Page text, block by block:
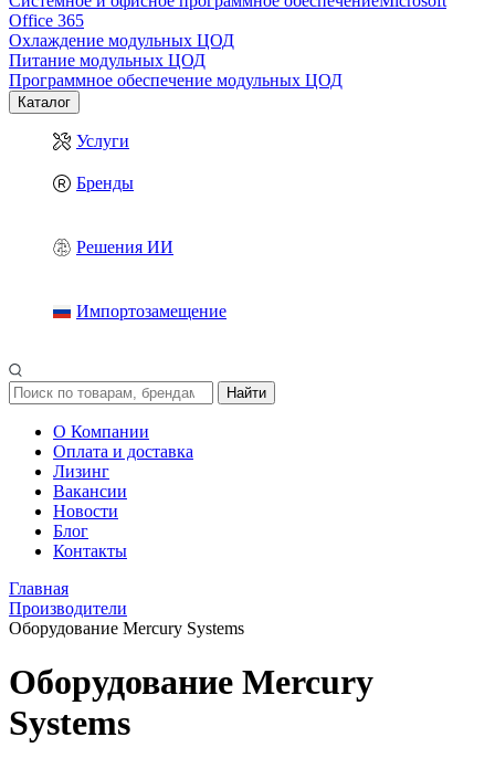
Office 365
Охлаждение модульных ЦОД
Питание модульных ЦОД
Программное обеспечение модульных ЦОД
Каталог
Услуги
Бренды
Решения ИИ
Импортозамещение
Найти
О Компании
Оплата и доставка
Лизинг
Вакансии
Новости
Блог
Контакты
Главная
Производители
Оборудование Mercury Systems
Оборудование Mercury
Systems